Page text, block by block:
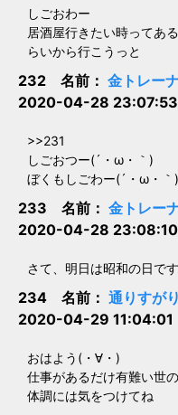
しごおわー
居酒屋行きたい時ってあ
らいから行こうっと
232 名前： 金トレー
2020-04-28
>>231
しごおつー(´・ω・｀)
ぼくもしごわー(´・ω・｀)
233 名前： 金トレー
2020-04-28
さて、明日は昭和の日で
234 名前： 通りすが
2020-04-29
おはよう(・∀・)
仕事があるだけ有難い世
体調には気をつけてね